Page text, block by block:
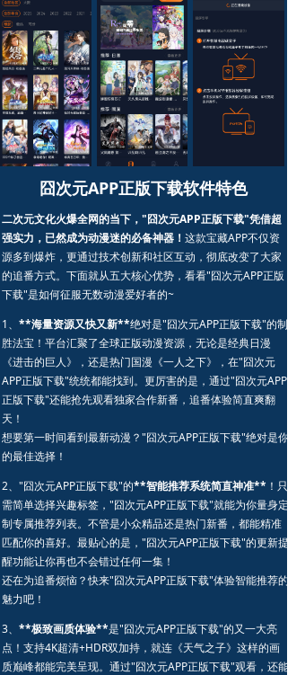
囧次元APP正版下载软件特色
二次元文化火爆全网的当下，"囧次元APP正版下载"凭借超
强实力，已然成为动漫迷的必备神器！ 这款宝藏APP不仅资
源多到爆炸，更通过技术创新和社区互动，彻底改变了大家
的追番方式。下面就从五大核心优势，看看"囧次元APP正版
下载"是如何征服无数动漫爱好者的~
1、 **海量资源又快又新**绝对是"囧次元APP正版下载"的制
胜法宝！平台汇聚了全球正版动漫资源，无论是经典日漫
《进击的巨人》，还是热门国漫《一人之下》，在"囧次元
APP正版下载"统统都能找到。更厉害的是，通过"囧次元APP
正版下载"还能抢先观看独家合作新番，追番体验简直爽翻
天！
想要第一时间看到最新动漫？"囧次元APP正版下载"绝对是你
的最佳选择！
2、"囧次元APP正版下载"的**智能推荐系统简直神准** ！只
需简单选择兴趣标签，"囧次元APP正版下载"就能为你量身定
制专属推荐列表。不管是小众精品还是热门新番，都能精准
匹配你的喜好。最贴心的是，"囧次元APP正版下载"的更新提
醒功能让你再也不会错过任何一集！
还在为追番烦恼？快来"囧次元APP正版下载"体验智能推荐的
魅力吧！
3、 **极致画质体验**是"囧次元APP正版下载"的又一大亮
点！支持4K超清+HDR双加持，就连《天气之子》这样的画
质巅峰都能完美呈现。通过"囧次元APP正版下载"观看，还能